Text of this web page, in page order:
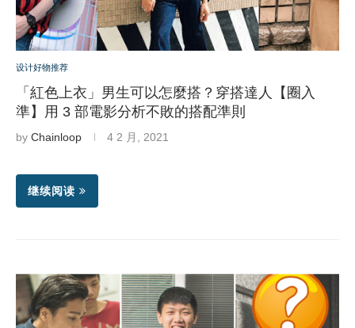
设计好物推荐
「紅色上衣」男生可以怎麼搭？穿搭達人【圈入
準】用 3 部電影分析不敗的搭配準則
by Chainloop 4 2 月, 2021
继续阅读